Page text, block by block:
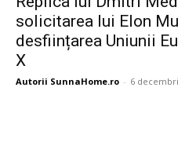
solicitarea lui Elon
desființarea Uniunii
X
Autorii SunnaHome.ro - 6